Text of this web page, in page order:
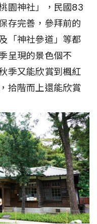
園神社」，民國83
存完善，參拜前的
「神社參道」等都
呈現的景色個不
季又能欣賞到楓紅
拾階而上還能欣賞